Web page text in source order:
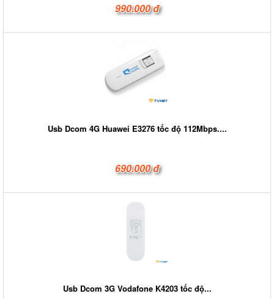
990.000 đ
Usb Dcom 4G Huawei E3276 tốc độ 112Mbps....
690.000 đ
Usb Dcom 3G Vodafone K4203 tốc độ...